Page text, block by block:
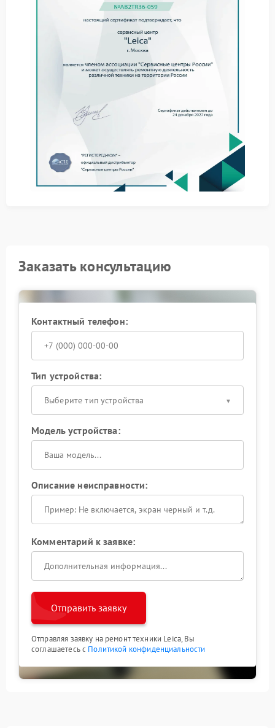
оптимальным решением становится сервис Leica.
Почему требуется
профессиональный подход
Программные неисправности имеют разные
сбой обновления системных файлов;
конфликт встроенного ПО с носителями данных;
Обращение в сервисный центр Leica позволяет
устранить проблему корректно, сохранив
функциональность камеры и ее рабочую
Заказать консультацию
Контактный телефон:
Тип устройства:
Выберите тип устройства
Модель устройства:
Описание неисправности:
Комментарий к заявке:
Отправить заявку
Отправляя заявку на ремонт техники Leica, Вы
соглашаетесь с Политикой конфиденциальности